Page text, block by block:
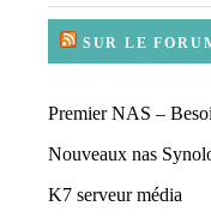
SUR LE
Premier NAS –
Nouveaux nas
K7 serveur média